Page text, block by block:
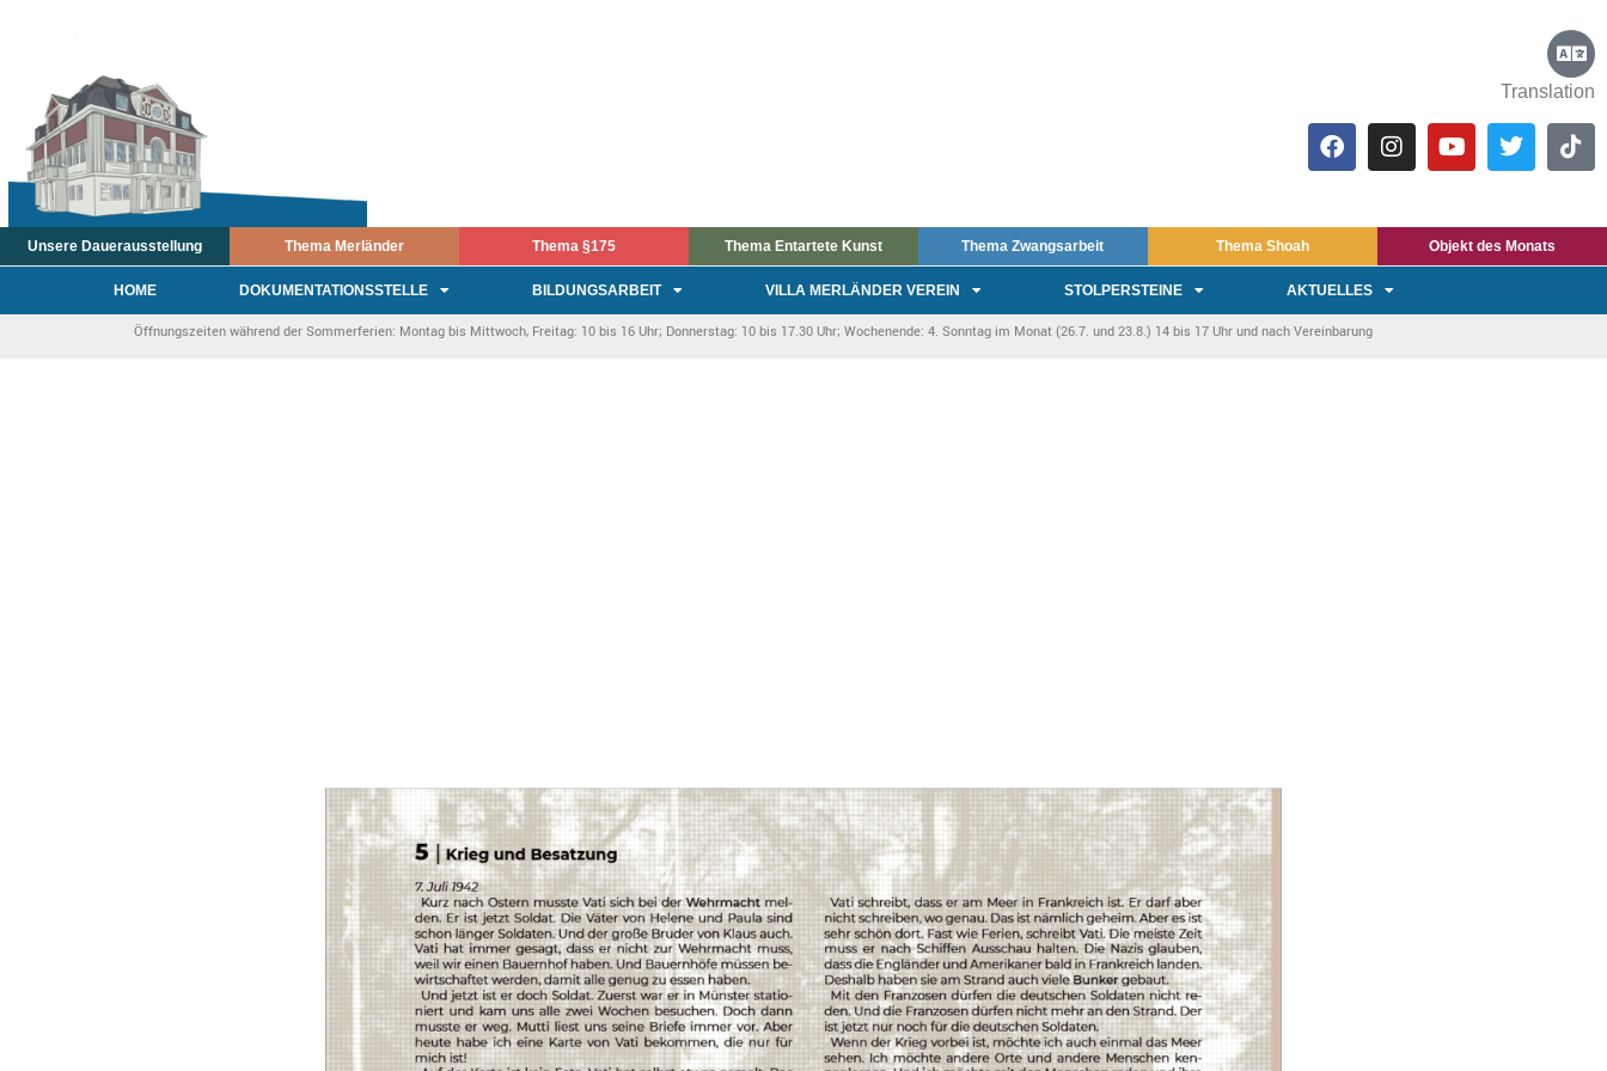
Translation
Unsere Dauerausstellung Thema Merländer Thema §175 Thema Entartete Kunst Thema Zwangsarbeit Thema Shoah Objekt des Monats
HOME DOKUMENTATIONSSTELLE BILDUNGSARBEIT VILLA MERLÄNDER VEREIN STOLPERSTEINE AKTUELLES
Öffnungszeiten während der Sommerferien: Montag bis Mittwoch, Freitag: 10 bis 16 Uhr; Donnerstag: 10 bis 17.30 Uhr; Wochenende: 4. Sonntag im Monat (26.7. und 23.8.) 14 bis 17 Uhr und nach Vereinbarung